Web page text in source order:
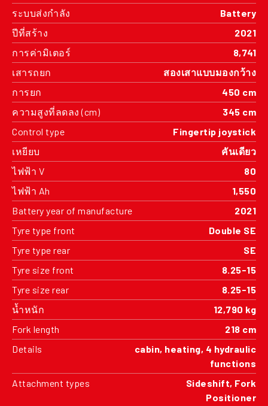
ระบบส่งกำลัง
Battery
ปีที่สร้าง
2021
การค่ามิเตอร์
8,741
เสารถยก
สองเสาแบบมองกว้าง
การยก
450 cm
ความสูงที่ลดลง (cm)
345 cm
Control type
Fingertip joystick
เหยียบ
คันเดียว
ไฟฟ้า V
80
ไฟฟ้า Ah
1,550
Battery year of manufacture
2021
Tyre type front
Double SE
Tyre type rear
SE
Tyre size front
8.25-15
Tyre size rear
8.25-15
น้ำหนัก
12,790 kg
Fork length
218 cm
Details
cabin, heating, 4 hydraulic
functions
Attachment types
Sideshift, Fork
Positioner